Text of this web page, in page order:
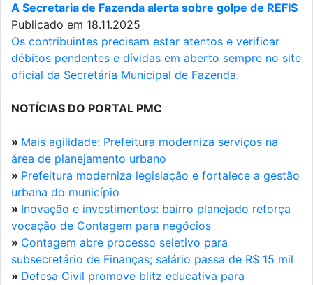
A Secretaria de Fazenda alerta sobre golpe de REFIS
Publicado em 18.11.2025
Os contribuintes precisam estar atentos e verificar
débitos pendentes e dívidas em aberto sempre no site
oficial da Secretária Municipal de Fazenda.
NOTÍCIAS DO PORTAL PMC
» Mais agilidade: Prefeitura moderniza serviços na
área de planejamento urbano
» Prefeitura moderniza legislação e fortalece a gestão
urbana do município
» Inovação e investimentos: bairro planejado reforça
vocação de Contagem para negócios
» Contagem abre processo seletivo para
subsecretário de Finanças; salário passa de R$ 15 mil
» Defesa Civil promove blitz educativa para